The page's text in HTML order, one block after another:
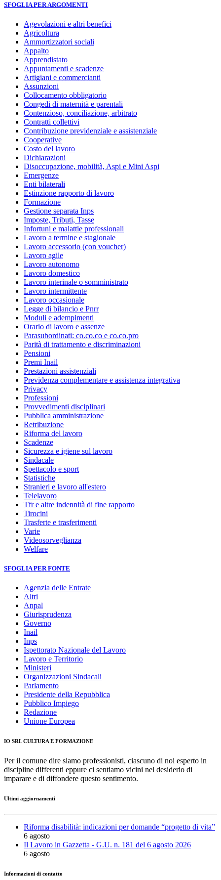
SFOGLIA PER ARGOMENTI
Agevolazioni e altri benefici
Agricoltura
Ammortizzatori sociali
Appalto
Apprendistato
Appuntamenti e scadenze
Artigiani e commercianti
Assunzioni
Collocamento obbligatorio
Congedi di maternità e parentali
Contenzioso, conciliazione, arbitrato
Contratti collettivi
Contribuzione previdenziale e assistenziale
Cooperative
Costo del lavoro
Dichiarazioni
Disoccupazione, mobilità, Aspi e Mini Aspi
Emergenze
Enti bilaterali
Estinzione rapporto di lavoro
Formazione
Gestione separata Inps
Imposte, Tributi, Tasse
Infortuni e malattie professionali
Lavoro a termine e stagionale
Lavoro accessorio (con voucher)
Lavoro agile
Lavoro autonomo
Lavoro domestico
Lavoro interinale o somministrato
Lavoro intermittente
Lavoro occasionale
Legge di bilancio e Pnrr
Moduli e adempimenti
Orario di lavoro e assenze
Parasubordinati: co.co.co e co.co.pro
Parità di trattamento e discriminazioni
Pensioni
Premi Inail
Prestazioni assistenziali
Previdenza complementare e assistenza integrativa
Privacy
Professioni
Provvedimenti disciplinari
Pubblica amministrazione
Retribuzione
Riforma del lavoro
Scadenze
Sicurezza e igiene sul lavoro
Sindacale
Spettacolo e sport
Statistiche
Stranieri e lavoro all'estero
Telelavoro
Tfr e altre indennità di fine rapporto
Tirocini
Trasferte e trasferimenti
Varie
Videosorveglianza
Welfare
SFOGLIA PER FONTE
Agenzia delle Entrate
Altri
Anpal
Giurisprudenza
Governo
Inail
Inps
Ispettorato Nazionale del Lavoro
Lavoro e Territorio
Ministeri
Organizzazioni Sindacali
Parlamento
Presidente della Repubblica
Pubblico Impiego
Redazione
Unione Europea
IO SRL CULTURA E FORMAZIONE
Per il comune dire siamo professionisti, ciascuno di noi esperto in
discipline differenti eppure ci sentiamo vicini nel desiderio di
imparare e di diffondere questo sentimento.
Ultimi aggiornamenti
Riforma disabilità: indicazioni per domande “progetto di vita”
6 agosto
Il Lavoro in Gazzetta - G.U. n. 181 del 6 agosto 2026
6 agosto
Informazioni di contatto